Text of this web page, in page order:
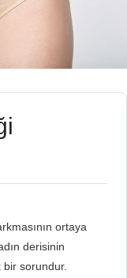
ortaya
derisinin
bir sorundur.